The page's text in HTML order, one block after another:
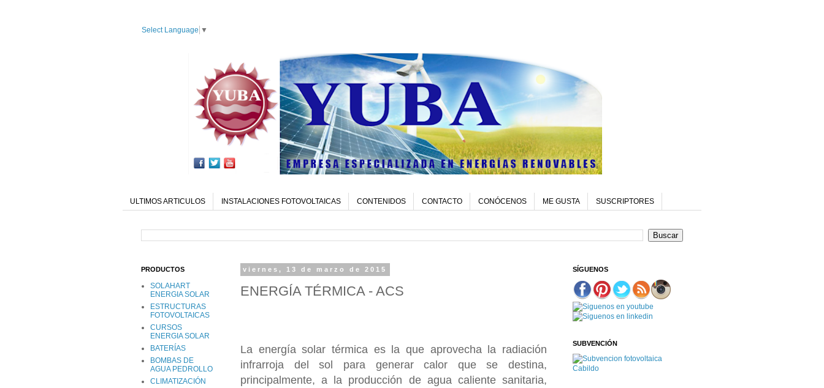
Select Language ▼
ULTIMOS ARTICULOS INSTALACIONES FOTOVOLTAICAS CONTENIDOS CONTACTO CONÓCENOS ME GUSTA SUSCRIPTORES
viernes, 13 de marzo de 2015
ENERGÍA TÉRMICA - ACS
La energía solar térmica es la que aprovecha la radiación
infrarroja del sol para generar calor que se destina,
principalmente, a la producción de agua caliente sanitaria,
PRODUCTOS
SOLAHART
ENERGIA SOLAR
ESTRUCTURAS
FOTOVOLTAICAS
CURSOS
ENERGIA SOLAR
BATERÍAS
BOMBAS DE
AGUA PEDROLLO
CLIMATIZACIÓN
SÍGUENOS
SUBVENCIÓN